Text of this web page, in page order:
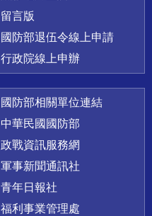
留言版
國防部退伍令線上申請
行政院線上申辦
國防部相關單位連結
中華民國國防部
政戰資訊服務網
軍事新聞通訊社
青年日報社
福利事業管理處